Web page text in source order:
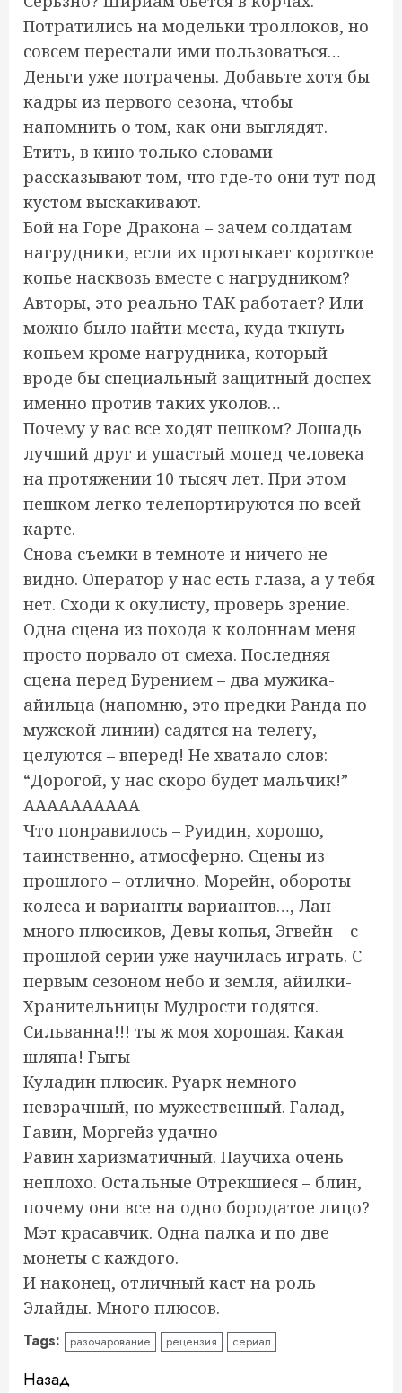
Потратились на модельки троллоков, но
совсем перестали ими пользоваться…
Деньги уже потрачены. Добавьте хотя бы
кадры из первого сезона, чтобы
напомнить о том, как они выглядят.
Етить, в кино только словами
рассказывают том, что где-то они тут под
кустом выскакивают.
Бой на Горе Дракона – зачем солдатам
нагрудники, если их протыкает короткое
копье насквозь вместе с нагрудником?
Авторы, это реально ТАК работает? Или
можно было найти места, куда ткнуть
копьем кроме нагрудника, который
вроде бы специальный защитный доспех
именно против таких уколов…
Почему у вас все ходят пешком? Лошадь
лучший друг и ушастый мопед человека
на протяжении 10 тысяч лет. При этом
пешком легко телепортируются по всей
карте.
Снова съемки в темноте и ничего не
видно. Оператор у нас есть глаза, а у тебя
нет. Сходи к окулисту, проверь зрение.
Одна сцена из похода к колоннам меня
просто порвало от смеха. Последняя
сцена перед Бурением – два мужика-
айильца (напомню, это предки Ранда по
мужской линии) садятся на телегу,
целуются – вперед! Не хватало слов:
“Дорогой, у нас скоро будет мальчик!”
АААААААААА
Что понравилось – Руидин, хорошо,
таинственно, атмосферно. Сцены из
прошлого – отлично. Морейн, обороты
колеса и варианты вариантов…, Лан
много плюсиков, Девы копья, Эгвейн – с
прошлой серии уже научилась играть. С
первым сезоном небо и земля, айилки-
Хранительницы Мудрости годятся.
Сильванна!!! ты ж моя хорошая. Какая
шляпа! Гыгы
Куладин плюсик. Руарк немного
невзрачный, но мужественный. Галад,
Гавин, Моргейз удачно
Равин харизматичный. Паучиха очень
неплохо. Остальные Отрекшиеся – блин,
почему они все на одно бородатое лицо?
Мэт красавчик. Одна палка и по две
монеты с каждого.
И наконец, отличный каст на роль
Элайды. Много плюсов.
Tags: разочарование рецензия сериал
Продолжить
Назад